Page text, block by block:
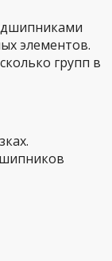
элементов.
групп в